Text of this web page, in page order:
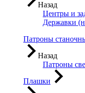
Назад
Центры и
Державки
Патроны
Назад
Патроны
Плашки